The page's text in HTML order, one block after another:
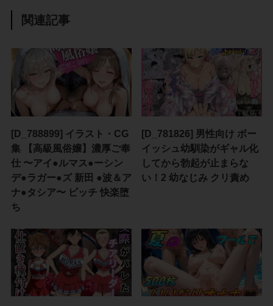
関連記事
[D_788899] イラスト・CG
集 【高級風俗嬢】濃厚ご奉
仕 〜アイ●ルマス●ーシン
デ●ラガー●ズ 新田 ●波＆ア
ナ●タシア〜 ビッチ 快楽堕
ち
[D_781826] 男性向け ボー
イッシュ幼馴染がギャル化
してから勃起が止まらな
い！2 幼なじみ クリ責め